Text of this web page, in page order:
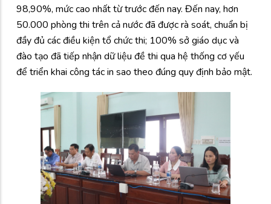
98,90%, mức cao nhất từ trước đến nay. Đến nay, hơn
50.000 phòng thi trên cả nước đã được rà soát, chuẩn bị
đầy đủ các điều kiện tổ chức thi; 100% sở giáo dục và
đào tạo đã tiếp nhận dữ liệu đề thi qua hệ thống cơ yếu
để triển khai công tác in sao theo đúng quy định bảo mật.